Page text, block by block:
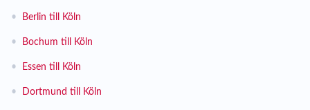
• Berlin till Köln
• Bochum till Köln
• Essen till Köln
• Dortmund till Köln